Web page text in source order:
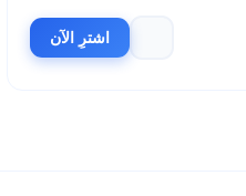
اشترِ الآن